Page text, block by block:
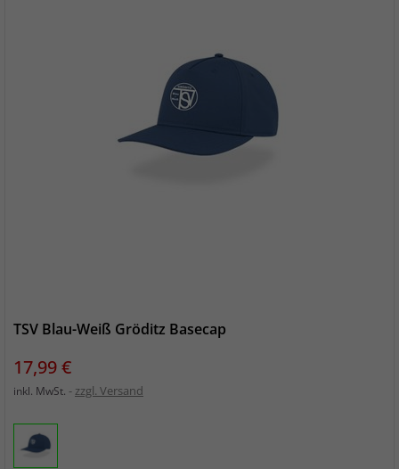
TSV Blau-Weiß Gröditz Basecap
Preis
17,99 €
inkl. MwSt. zzgl. Versand